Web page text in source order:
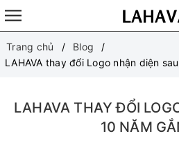
Trang chủ
Blog
LAHAVA thay đổi Logo nhận diện
LAHAVA THAY ĐỔI
10 NĂM